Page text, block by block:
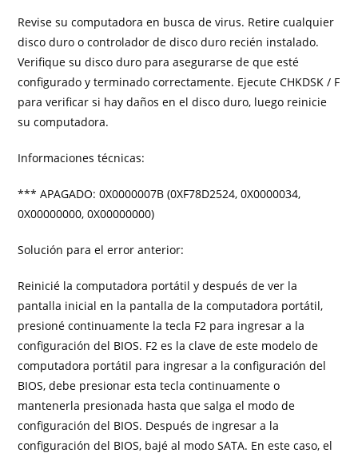
Revise su computadora en busca de virus. Retire cualquier
disco duro o controlador de disco duro recién instalado.
Verifique su disco duro para asegurarse de que esté
configurado y terminado correctamente. Ejecute CHKDSK / F
para verificar si hay daños en el disco duro, luego reinicie
su computadora.
Informaciones técnicas:
*** APAGADO: 0X0000007B (0XF78D2524, 0X0000034,
0X00000000, 0X00000000)
Solución para el error anterior:
Reinicié la computadora portátil y después de ver la
pantalla inicial en la pantalla de la computadora portátil,
presioné continuamente la tecla F2 para ingresar a la
configuración del BIOS. F2 es la clave de este modelo de
computadora portátil para ingresar a la configuración del
BIOS, debe presionar esta tecla continuamente o
mantenerla presionada hasta que salga el modo de
configuración del BIOS. Después de ingresar a la
configuración del BIOS, bajé al modo SATA. En este caso, el